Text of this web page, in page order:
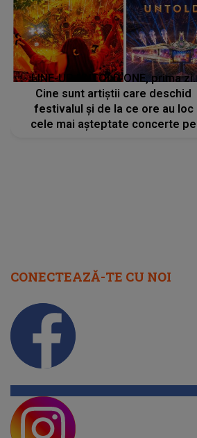
LINE-UP UNTOLD ONE, prima zi.
Cine sunt artiștii care deschid
festivalul și de la ce ore au loc
cele mai așteptate concerte pe
CONECTEAZĂ-TE CU NOI